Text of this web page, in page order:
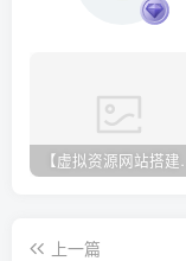
上一篇